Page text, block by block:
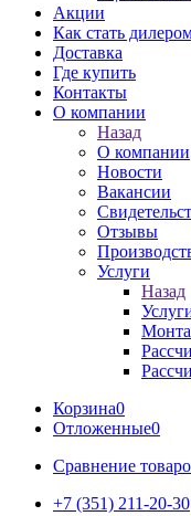
Акции
Как стать
Доставка
Где купить
Контакты
О компании
Назад
О компании
Новости
Вакансии
Отзывы
Услуги
Назад
Корзина0
Отложенные0
Сравнение
+7 (351) 211-20-30